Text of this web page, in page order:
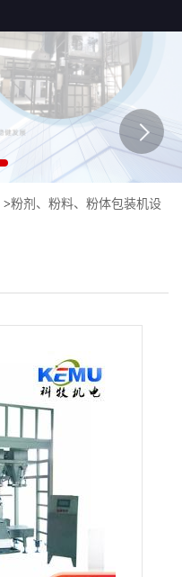
>粉剂、粉料、粉体包装机设